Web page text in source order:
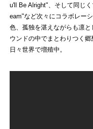
u'll Be Alright"、そして同じ
eam"など次々にコラボレー
色、孤独を湛えながらも凛
ウンドの中でまとわりつく郷
日々世界で増殖中。